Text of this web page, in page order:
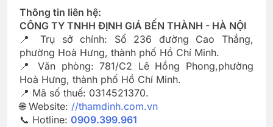
Thông tin liên hệ:
CÔNG TY TNHH ĐỊNH GIÁ BẾN THÀNH - HÀ NỘI
📍 Trụ sở chính: Số 236 đường Cao Thắng,
phường Hoà Hưng, thành phố Hồ Chí Minh.
📍 Văn phòng: 781/C2 Lê Hồng Phong,phường
Hoà Hưng, thành phố Hồ Chí Minh.
📍 Mã số thuế: 0314521370.
🌐 Website: //thamdinh.com.vn
📞 Hotline: 0909.399.961